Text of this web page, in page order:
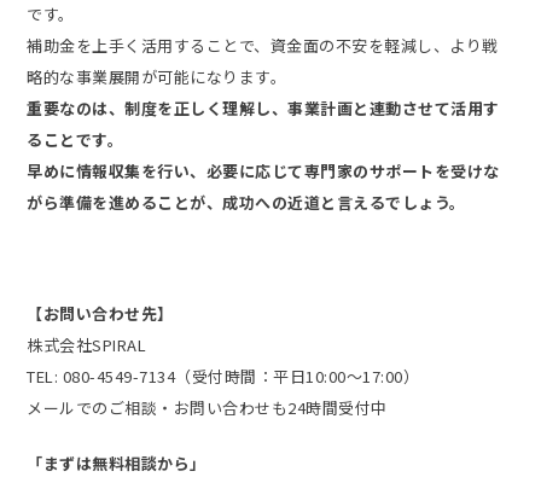
です。
補助金を上手く活用することで、資金面の不安を軽減し、より戦
略的な事業展開が可能になります。
重要なのは、制度を正しく理解し、事業計画と連動させて活用す
ることです。
早めに情報収集を行い、必要に応じて専門家のサポートを受けな
がら準備を進めることが、成功への近道と言えるでしょう。
【お問い合わせ先】
株式会社SPIRAL
TEL: 080-4549-7134（受付時間：平日10:00〜17:00）
メールでのご相談・お問い合わせも24時間受付中
「まずは無料相談から」